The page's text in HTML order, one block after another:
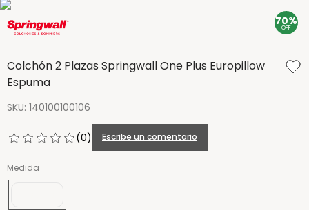
70%
OFF
Colchón 2 Plazas Springwall One Plus Europillow
Espuma
SKU: 140100100106
(0) Escribe un comentario
Medida